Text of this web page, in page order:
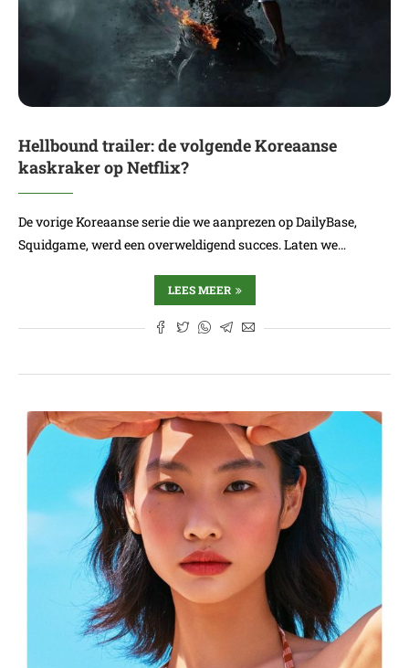
Hellbound trailer: de volgende Koreaanse
kaskraker op Netflix?
De vorige Koreaanse serie die we aanprezen op DailyBase,
Squidgame, werd een overweldigend succes. Laten we…
LEES MEER